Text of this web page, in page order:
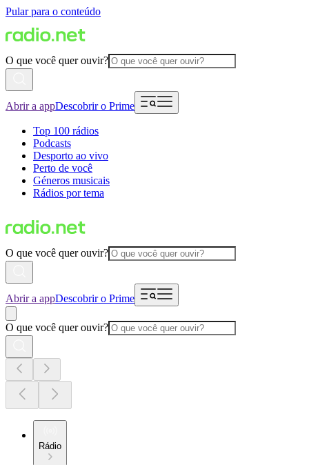
Pular para o conteúdo
O que você quer ouvir?
Abrir a appDescobrir o Prime
Top 100 rádios
Podcasts
Desporto ao vivo
Perto de você
Géneros musicais
Rádios por tema
O que você quer ouvir?
Abrir a appDescobrir o Prime
O que você quer ouvir?
Rádio